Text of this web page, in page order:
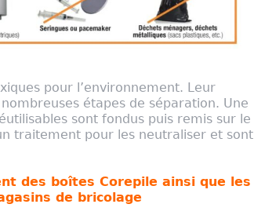
pour l’environnement. Leur
étapes de séparation. Une
sont fondus puis remis sur le
traitement pour les neutraliser et sont
des boîtes Corepile ainsi que les
de bricolage